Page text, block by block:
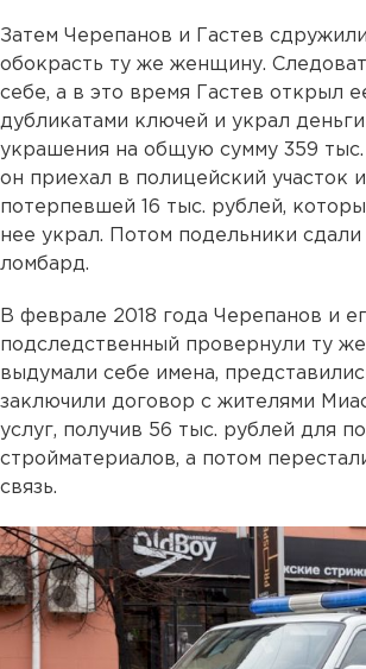
Затем Черепанов и Гастев
обокрасть ту же женщину.
себе, а в это время Гастев открыл
дубликатами ключей и украл
украшения на общую сумму 359
он приехал в полицейский участок
потерпевшей 16 тыс. рублей,
нее украл. Потом подельники
ломбард.
В феврале 2018 года Черепанов и
подследственный провернули ту
выдумали себе имена,
заключили договор с жителями
услуг, получив 56 тыс. рублей для
стройматериалов, а потом
связь.